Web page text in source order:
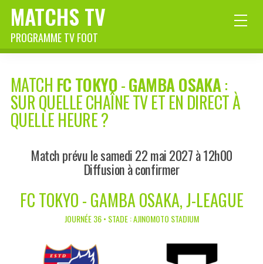
MATCHS TV
PROGRAMME TV FOOT
MATCH FC TOKYO-GAMBA OSAKA:
SUR QUELLE CHAÎNE TV ET EN DIRECT À
QUELLE HEURE ?
Match prévu le samedi 22 mai 2027 à 12h00
Diffusion à confirmer
FC TOKYO - GAMBA OSAKA, J-LEAGUE
JOURNÉE 36 • STADE : AJINOMOTO STADIUM